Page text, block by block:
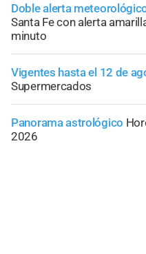
Doble alerta
Santa Fe con alerta
minuto
Vigentes hasta el 12 de
Supermercados
Panorama astrológico
2026